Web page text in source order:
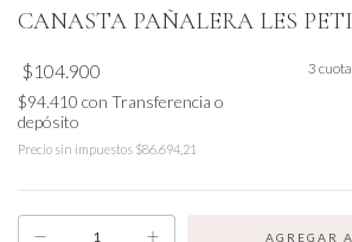
CANASTA PAÑALERA LES
$104.900
$94.410 con Transferencia o
depósito
Precio sin impuestos $86.694,21
3